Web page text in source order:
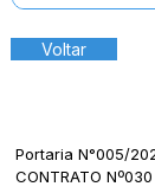
Voltar
Portaria N°005/
CONTRATO